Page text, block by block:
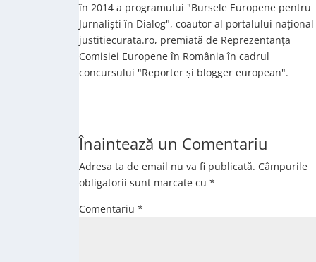
în 2014 a programului "Bursele Europene pentru
Jurnaliști în Dialog", coautor al portalului național
justitiecurata.ro, premiată de Reprezentanța
Comisiei Europene în România în cadrul
concursului "Reporter și blogger european".
Înaintează un Comentariu
Adresa ta de email nu va fi publicată. Câmpurile
obligatorii sunt marcate cu *
Comentariu *